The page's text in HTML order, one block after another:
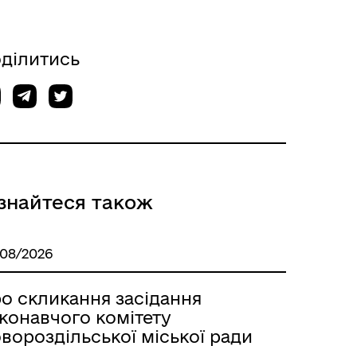
також
2026
скликання засідання
комітету
міської ради